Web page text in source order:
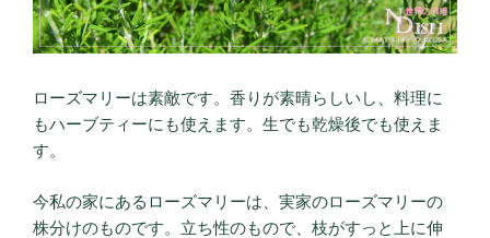
ローズマリーは素敵です。香りが素晴らしいし、料理に
もハーブティーにも使えます。生でも乾燥後でも使えま
す。
今私の家にあるローズマリーは、実家のローズマリーの
株分けのものです。立ち性のもので、枝がすっと上に伸